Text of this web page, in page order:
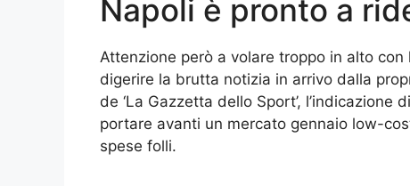
Napoli è pronto a
Attenzione però a volare troppo in alto
digerire la brutta notizia in arrivo dalla
de ‘La Gazzetta dello Sport’, l’indicazione di
portare avanti un mercato gennaio low-
spese folli.